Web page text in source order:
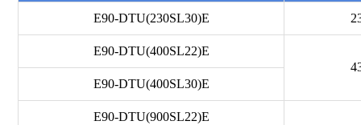
E90-DTU(230SL30)E
E90-DTU(400SL22)E
E90-DTU(400SL30)E
E90-DTU(900SL22)E